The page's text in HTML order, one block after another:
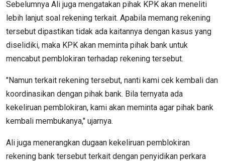
Sebelumnya Ali juga mengatakan pihak KPK akan meneliti
lebih lanjut soal rekening terkait. Apabila memang rekening
tersebut dipastikan tidak ada kaitannya dengan kasus yang
diselidiki, maka KPK akan meminta pihak bank untuk
mencabut pemblokiran terhadap rekening tersebut.
"Namun terkait rekening tersebut, nanti kami cek kembali dan
koordinasikan dengan pihak bank. Bila ternyata ada
kekeliruan pemblokiran, kami akan meminta agar pihak bank
kembali membukanya," ujarnya.
Ali juga menerangkan dugaan kekeliruan pemblokiran
rekening bank tersebut terkait dengan penyidikan perkara